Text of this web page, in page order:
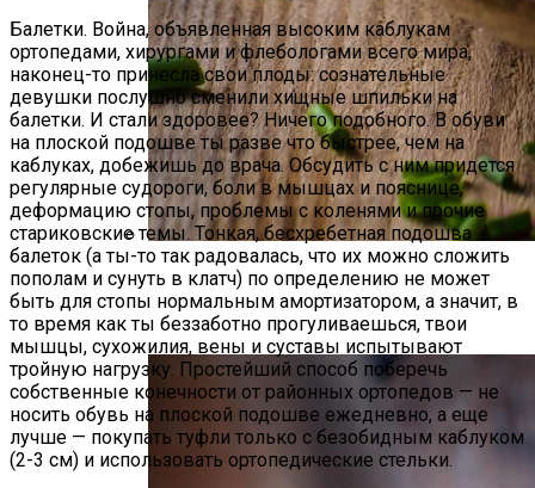
Закуска, С Приготовлением Которой
Невозможно Прогадать — Она
Нравится Всем Без Исключения.
Балетки. Война, объявленная высоким каблукам
ортопедами, хирургами и флебологами всего мира,
наконец-то принесла свои плоды: сознательные
девушки послушно сменили хищные шпильки на
балетки. И стали здоровее? Ничего подобного. В обуви
на плоской подошве ты разве что быстрее, чем на
каблуках, добежишь до врача. Обсудить с ним придется
регулярные судороги, боли в мышцах и пояснице,
деформацию стопы, проблемы с коленями и прочие
стариковские темы. Тонкая, бесхребетная подошва
балеток (а ты-то так радовалась, что их можно сложить
пополам и сунуть в клатч) по определению не может
быть для стопы нормальным амортизатором, а значит, в
то время как ты беззаботно прогуливаешься, твои
мышцы, сухожилия, вены и суставы испытывают
тройную нагрузку. Простейший способ поберечь
собственные конечности от районных ортопедов — не
носить обувь на плоской подошве ежедневно, а еще
лучше — покупать туфли только с безобидным каблуком
(2-3 см) и использовать ортопедические стельки.